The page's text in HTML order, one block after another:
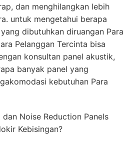
dan menghilangkan lebih
untuk mengetahui berapa
dibutuhkan diruangan Para
Pelanggan Tercinta bisa
konsultan panel akustik,
banyak panel yang
kebutuhan Para
Noise Reduction Panels
Kebisingan?